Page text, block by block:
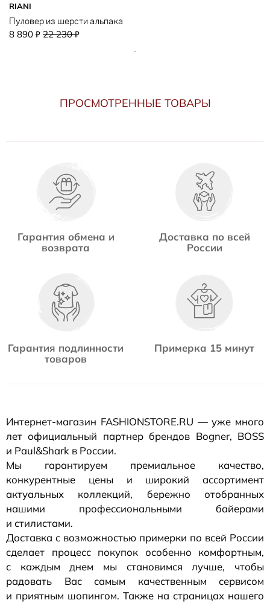
RIANI
Пуловер из шерсти альпака
8 890 ₽ 22 230₽
ПРОСМОТРЕННЫЕ ТОВАРЫ
Гарантия обмена и
возврата
Доставка по всей
России
Гарантия подлинности
товаров
Примерка 15 минут
Интернет-магазин FASHIONSTORE.RU — уже много
лет официальный партнер брендов Bogner, BOSS
и Paul&Shark в России.
Мы гарантируем премиальное качество,
конкурентные цены и широкий ассортимент
актуальных коллекций, бережно отобранных
нашими профессиональными байерами
и стилистами.
Доставка с возможностью примерки по всей России
сделает процесс покупок особенно комфортным,
с каждым днем мы становимся лучше, чтобы
радовать Вас самым качественным сервисом
и приятным шопингом. Также на страницах нашего